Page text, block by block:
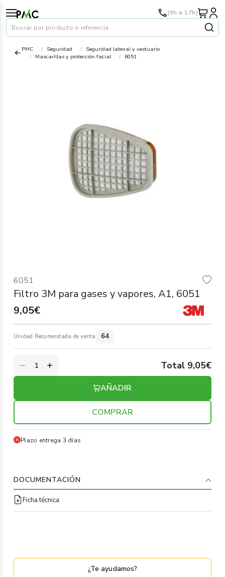
Material oficina
›
Tinta y tóner ›
Servicios generales
Seguridad
Material Escolar
(9h a 17h)
Buscar por producto o referencia
PMC Seguridad
Seguridad laboral y vestuario
Mascarillas y protección facial
6051
6051
Filtro 3M para gases y vapores, A1, 6051
9,05€
Unidad Recomendada de venta 64
Total 9,05€
AÑADIR
COMPRAR
Plazo entrega 3 días
DOCUMENTACIÓN
Ficha técnica
¿Te ayudamos?